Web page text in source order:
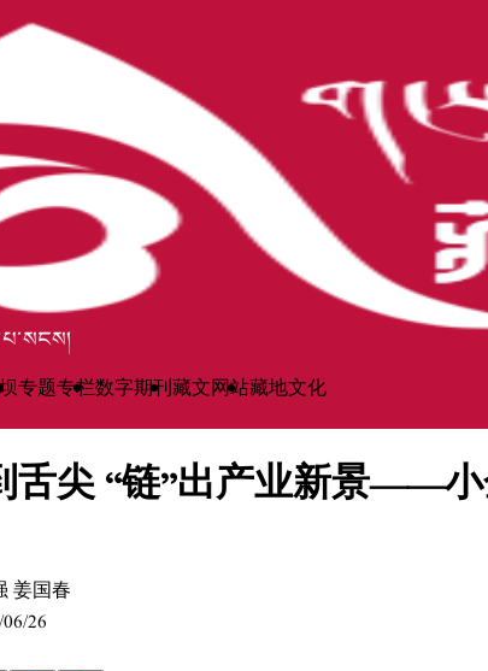
专题专栏数字期刊藏文网站藏地文化
舌尖 “链”出产业新景——
姜国春
26